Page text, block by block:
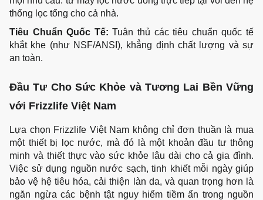
thống lọc tổng cho cả nhà.
Tiêu Chuẩn Quốc Tế: Tuân thủ các tiêu chuẩn quốc tế
khắt khe (như NSF/ANSI), khẳng định chất lượng và sự
an toàn.
Đầu Tư Cho Sức Khỏe và Tương Lai Bền Vững
với Frizzlife Việt Nam
Lựa chọn Frizzlife Việt Nam không chỉ đơn thuần là mua
một thiết bị lọc nước, mà đó là một khoản đầu tư thông
minh và thiết thực vào sức khỏe lâu dài cho cả gia đình.
Việc sử dụng nguồn nước sạch, tinh khiết mỗi ngày giúp
bảo vệ hệ tiêu hóa, cải thiện làn da, và quan trọng hơn là
ngăn ngừa các bệnh tật nguy hiểm tiềm ẩn trong nguồn